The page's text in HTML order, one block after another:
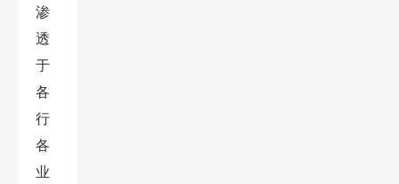
渗
透
于
各
行
各
业